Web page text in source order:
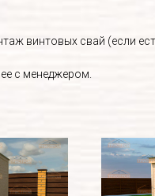
винтовых свай (если
с менеджером.